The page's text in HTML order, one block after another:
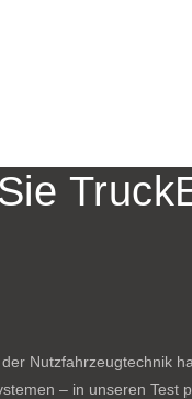
Nutzfahrzeugtechnik
– in unseren